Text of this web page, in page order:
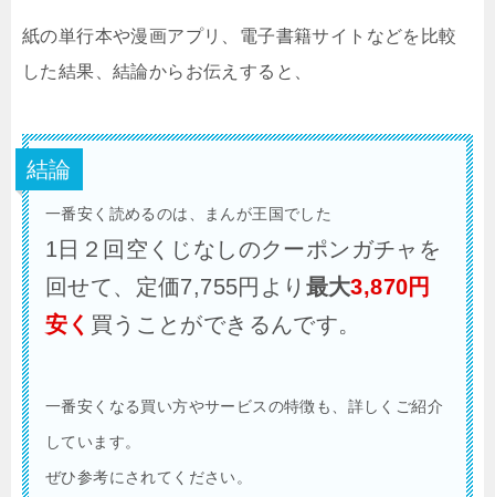
紙の単行本や漫画アプリ、電子書籍サイトなどを比較
した結果、結論からお伝えすると、
結論
一番安く読めるのは、まんが王国でした
1日２回空くじなしのクーポンガチャを
回せて、定価7,755円より 最大3,870円
安く 買うことができるんです。
一番安くなる買い方やサービスの特徴も、詳しくご紹介
しています。
ぜひ参考にされてください。